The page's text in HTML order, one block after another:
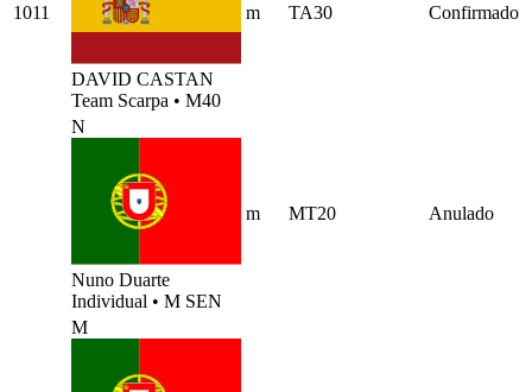
1011
DAVID CASTAN
Team Scarpa • M40
m TA30 Confirmado
N
Nuno Duarte
Individual • M SEN
m MT20 Anulado
M